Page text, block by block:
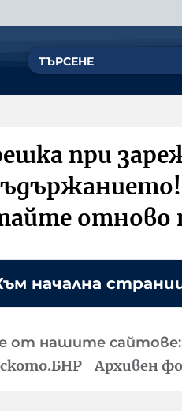
при
отново
начална
от нашите сайтове:
Архивен